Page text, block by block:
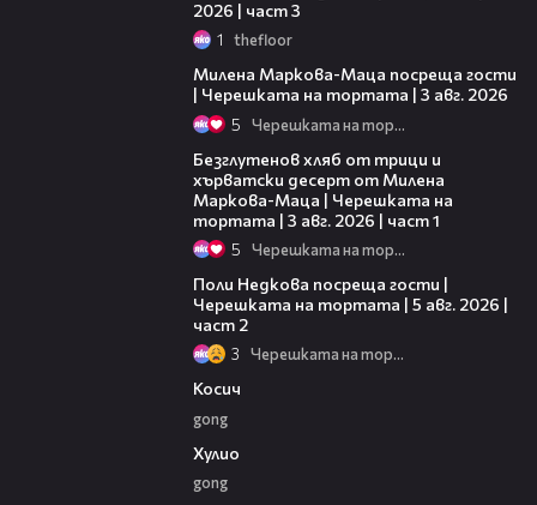
2026 | част 3
1 thefloor
Милена Маркова-Маца посреща гости
| Черешката на тортата | 3 авг. 2026
5 Черешката на тортата
Безглутенов хляб от трици и
хърватски десерт от Милена
Маркова-Маца | Черешката на
тортата | 3 авг. 2026 | част 1
5 Черешката на тортата
Поли Недкова посреща гости |
Черешката на тортата | 5 авг. 2026 |
част 2
3 Черешката на тортата
Косич
gong
Хулио
gong